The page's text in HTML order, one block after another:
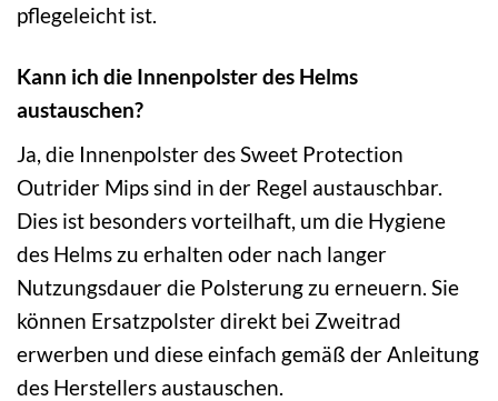
pflegeleicht ist.
Kann ich die Innenpolster des Helms
austauschen?
Ja, die Innenpolster des Sweet Protection
Outrider Mips sind in der Regel austauschbar.
Dies ist besonders vorteilhaft, um die Hygiene
des Helms zu erhalten oder nach langer
Nutzungsdauer die Polsterung zu erneuern. Sie
können Ersatzpolster direkt bei Zweitrad
erwerben und diese einfach gemäß der Anleitung
des Herstellers austauschen.